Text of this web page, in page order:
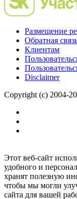
Размещение
Обратная связь
Copyright (c) 2004-
Этот веб-сайт